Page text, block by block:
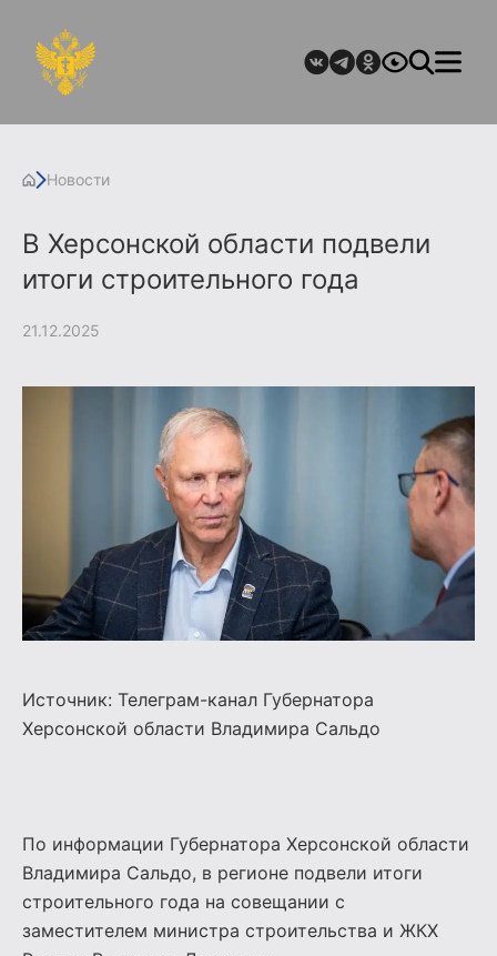
Новости
В Херсонской области подвели
итоги строительного года
21.12.2025
Источник: Телеграм-канал Губернатора
Херсонской области Владимира Сальдо
По информации Губернатора Херсонской области
Владимира Сальдо, в регионе подвели итоги
строительного года на совещании с
заместителем министра строительства и ЖКХ